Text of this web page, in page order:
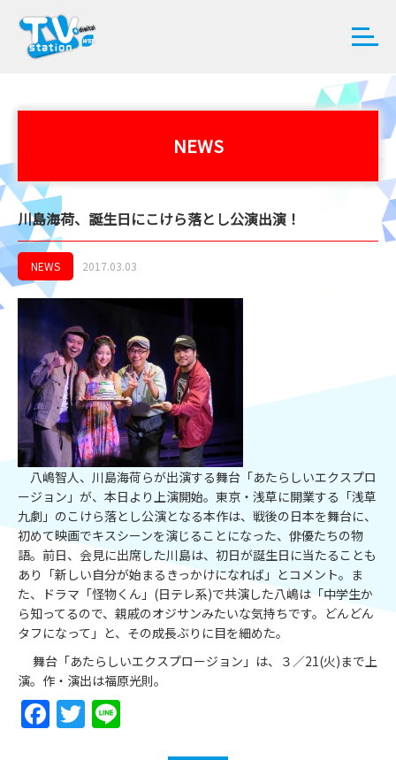
NEWS
川島海荷、誕生日にこけら落とし公演出演！
NEWS 2017.03.03
八嶋智人、川島海荷らが出演する舞台「あたらしいエクスプロ
ージョン」が、本日より上演開始。東京・浅草に開業する「浅草
九劇」のこけら落とし公演となる本作は、戦後の日本を舞台に、
初めて映画でキスシーンを演じることになった、俳優たちの物
語。前日、会見に出席した川島は、初日が誕生日に当たることも
あり「新しい自分が始まるきっかけになれば」とコメント。ま
た、ドラマ「怪物くん」(日テレ系)で共演した八嶋は「中学生か
ら知ってるので、親戚のオジサンみたいな気持ちです。どんどん
タフになって」と、その成長ぶりに目を細めた。
舞台「あたらしいエクスプロージョン」は、３／21(火)まで上
演。作・演出は福原光則。
Facebook
Twitter